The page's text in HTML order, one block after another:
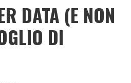
DATA (E NON
DI